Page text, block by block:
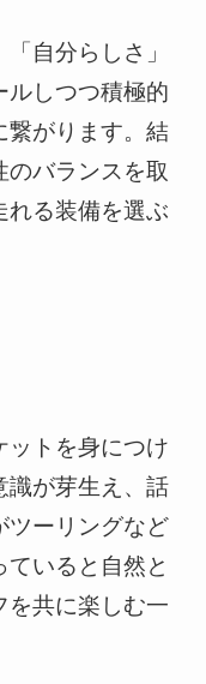
自分らしさ」
ルしつつ積極的
繋がります。結
のバランスを取
れる装備を選ぶ
ットを身につけ
識が芽生え、話
ツーリングなど
いると自然と
を共に楽しむ一